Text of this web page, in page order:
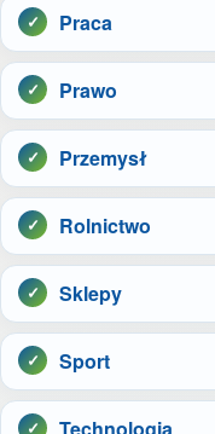
Praca
Prawo
Przemysł
Rolnictwo
Sklepy
Sport